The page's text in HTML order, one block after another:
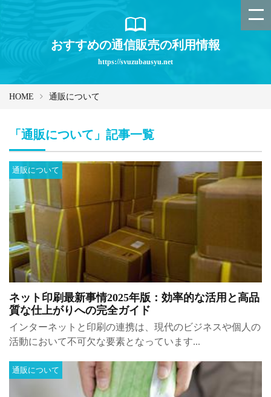
おすすめの通信販売の利用情報
https://svuzubausyu.net
HOME 通販について
「通販について」記事一覧
ネット印刷最新事情2025年版：効率的な活用と高品
質な仕上がりへの完全ガイド
通販について
インターネットと印刷の連携は、現代のビジネスや個人の
活動において不可欠な要素となっています...
通販について